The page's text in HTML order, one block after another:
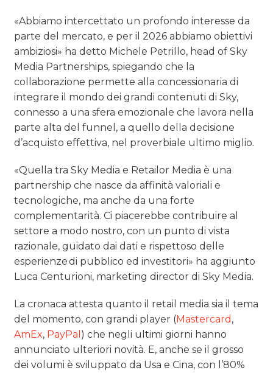
«Abbiamo intercettato un profondo interesse da
parte del mercato, e per il 2026 abbiamo obiettivi
ambiziosi» ha detto Michele Petrillo, head of Sky
Media Partnerships, spiegando che la
collaborazione permette alla concessionaria di
integrare il mondo dei grandi contenuti di Sky,
connesso a una sfera emozionale che lavora nella
parte alta del funnel, a quello della decisione
d’acquisto effettiva, nel proverbiale ultimo miglio.
«Quella tra Sky Media e Retailor Media è una
partnership che nasce da affinità valoriali e
tecnologiche, ma anche da una forte
complementarità. Ci piacerebbe contribuire al
settore a modo nostro, con un punto di vista
razionale, guidato dai dati e rispettoso delle
esperienze di pubblico ed investitori» ha aggiunto
Luca Centurioni, marketing director di Sky Media.
La cronaca attesta quanto il retail media sia il tema
del momento, con grandi player (Mastercard ,
AmEx, PayPal ) che negli ultimi giorni hanno
annunciato ulteriori novità. E, anche se il grosso
dei volumi è sviluppato da Usa e Cina, con l’80%